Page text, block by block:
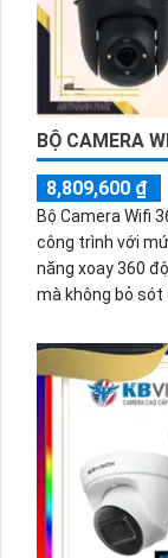
BỘ CAMERA
8,809,600 ₫
Bộ Camera Wifi
công trình với mức giá
năng xoay 360
mà không bỏ